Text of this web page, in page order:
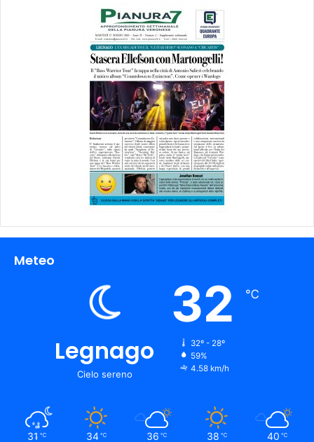
Meteo
Legnago
Cielo sereno
32 ℃
32º - 28º
59%
4.58 km/h
31 ℃ 34 ℃ 36 ℃ 38 ℃ 40 ℃